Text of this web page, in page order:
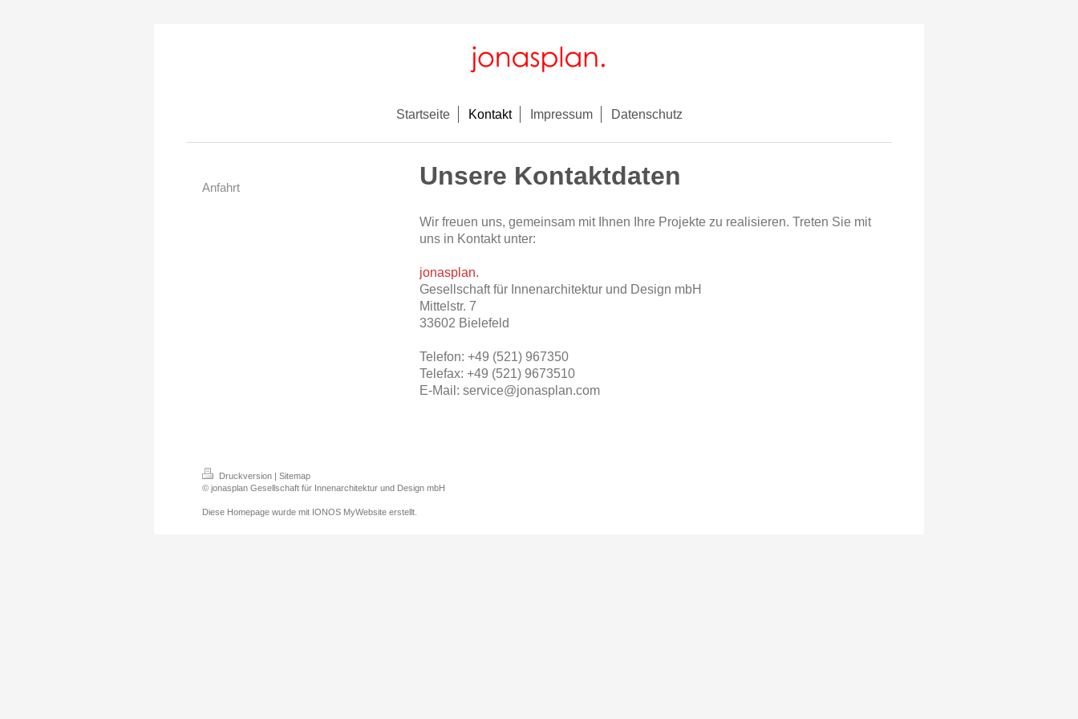
Startseite Kontakt Impressum Datenschutz
Unsere Kontaktdaten
Wir freuen uns, gemeinsam mit Ihnen Ihre Projekte zu realisieren. Treten Sie mit
uns in Kontakt unter:
jonasplan.
Gesellschaft für Innenarchitektur und Design mbH
Mittelstr. 7
33602 Bielefeld
Telefon: +49 (521) 967350
Telefax: +49 (521) 9673510
E-Mail: service@jonasplan.com
Anfahrt
Druckversion | Sitemap
© jonasplan Gesellschaft für Innenarchitektur und Design mbH
Diese Homepage wurde mit IONOS MyWebsite erstellt.